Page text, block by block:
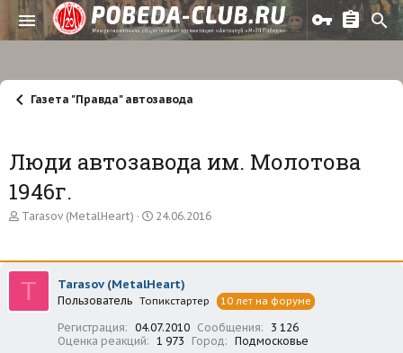
Газета "Правда" автозавода
Люди автозавода им. Молотова
1946г.
А
о
р
т
е
Tarasov (MetalHeart)
Д
а
а
ч
л
а
24.06.2016
T Tarasov (MetalHeart)
Пользователь Топикстартер 10 лет на форуме
Регистрация 04.07.2010 Сообщения
3 126
Оценка реакций
1 973 Город Подмосковье